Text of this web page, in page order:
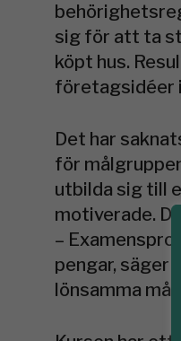
sig för att ta
köpt hus.
företagsidéer
Det har
för
utbilda sig till
motiverade.
–
pengar, säger
lönsamma